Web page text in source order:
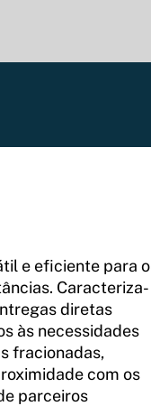
e eficiente para o
Caracteriza-
diretas
às necessidades
fracionadas,
com os
parceiros